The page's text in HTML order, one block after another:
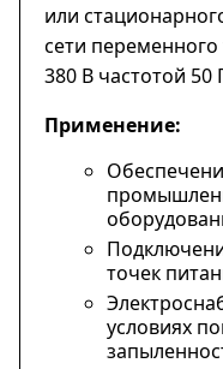
или
сети
380 В частотой 50
Применение:
точек
условиях